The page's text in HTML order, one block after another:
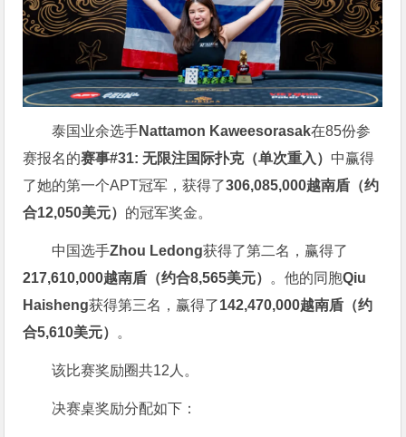
泰国业余选手Nattamon Kaweesorasak在85份参
赛报名的赛事#31: 无限注国际扑克（单次重入） 中赢得
了她的第一个APT冠军，获得了306,085,000越南盾（约
合12,050美元） 的冠军奖金。
中国选手Zhou Ledong获得了第二名，赢得了
217,610,000越南盾（约合8,565美元） 。他的同胞Qiu
Haisheng获得第三名，赢得了142,470,000越南盾（约
合5,610美元） 。
该比赛奖励圈共12人。
决赛桌奖励分配如下：